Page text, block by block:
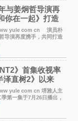
与姜炯哲导演再
你在一起》打造
yule com cn 演员朴
导演再度携手，共同打造
作《如果和你在一起》
报道，朴宝英将出演该片
》首集收视率
泽直树2》以来
高开局
yule com cn 堺雅人主
第一集于7月26日播出，
成为自2020年《半泽直
TBS周日剧场最高开播收视